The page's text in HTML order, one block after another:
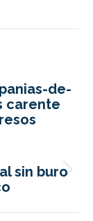
de-
carente
sin buro